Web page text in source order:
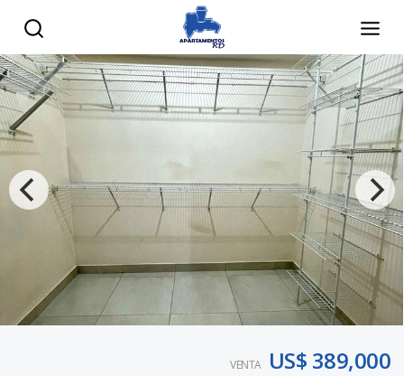
VENTA US$ 389,000